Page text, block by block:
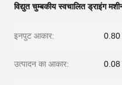
विद्युत चुम्बकीय स्वचालित ड्राइंग
इनपुट आकार: 0.80
उत्पादन का आकार: 0.08